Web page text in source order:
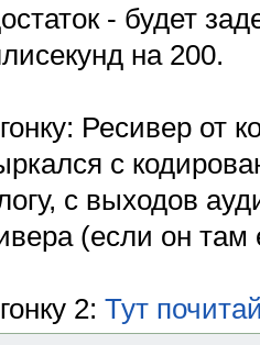
- будет
на 200.
Ресивер от
с
с выходов
(если он там
2: Тут